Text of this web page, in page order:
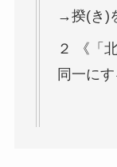
→揆(き)
２ 《「
同一に